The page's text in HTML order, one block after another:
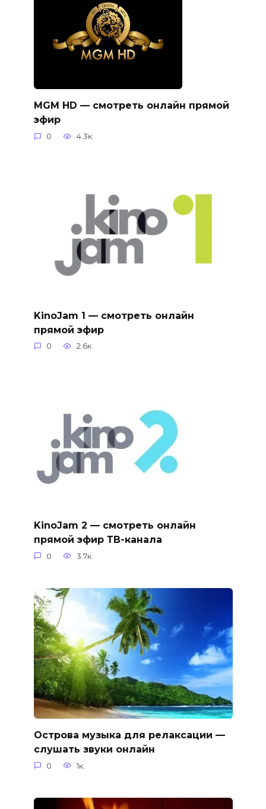
MGM HD — смотреть онлайн прямой
эфир
0 4.3к.
KinoJam 1 — смотреть онлайн
прямой эфир
0 2.6к.
KinoJam 2 — смотреть онлайн
прямой эфир ТВ-канала
0 3.7к.
Острова музыка для релаксации —
слушать звуки онлайн
0 1к.